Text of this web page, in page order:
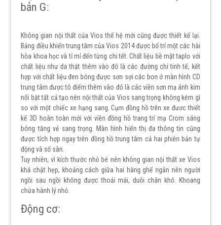
bản G:
Không gian nội thất của Vios thế hệ mới cũng được thiết kế lại.
Bảng điều khiển trung tâm của Vios 2014 được bố trí một các hài
hòa khoa học và tỉ mỉ đến từng chi tết. Chất liệu bề mặt taplo với
chất liệu như da thật thêm vào đó là các đường chỉ tinh tế, kết
hợp với chất liệu đen bóng được sơn sợi các bon ở màn hình CD
trung tâm được tô điểm thêm vào đó là các viền sơn mạ ánh kim
nổi bật tất cả tạo nên nội thất của Vios sang trọng không kém gì
so với một chiếc xe hạng sang. Cụm đồng hồ trên xe đươc thiết
kế 3D hoàn toàn mới với viền đồng hồ trang trí mạ Crom sáng
bóng tăng vẻ sang trọng. Màn hình hiển thị đa thông tin cũng
được tích hợp ngay trên đồng hồ trung tâm cả hai phiên bản tự
động và số sàn.
Tuy nhiên, vì kích thước nhỏ bé nên không gian nội thất xe Vios
khá chật hẹp, khoảng cách giữa hai hàng ghế ngắn nên người
ngồi sau ngồi không được thoải mái, duỗi chân khó. Khoang
chứa hành lý nhỏ.
Động cơ: